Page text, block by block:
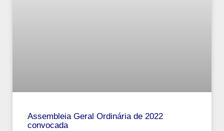
Assembleia Geral Ordinária de 2022
convocada